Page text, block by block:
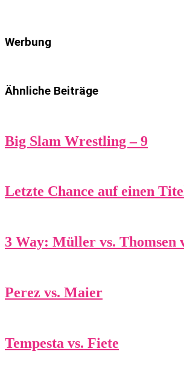
Werbung
Ähnliche Beiträge
Big Slam Wrestling – 9
Letzte Chance auf einen
3 Way: Müller vs. Thomsen
Perez vs. Maier
Tempesta vs. Fiete